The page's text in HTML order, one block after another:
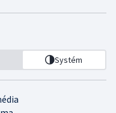
Systém